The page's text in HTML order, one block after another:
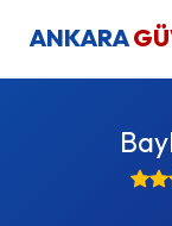
ANKARA